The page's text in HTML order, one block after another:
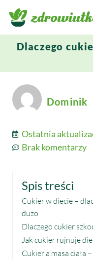
Dlaczego
Dominik
Ostatnia
Brak komentarzy
Spis treści
Cukier w diecie –
dużo
Dlaczego cukier
Jak cukier rujnuje
Cukier a masa ciała